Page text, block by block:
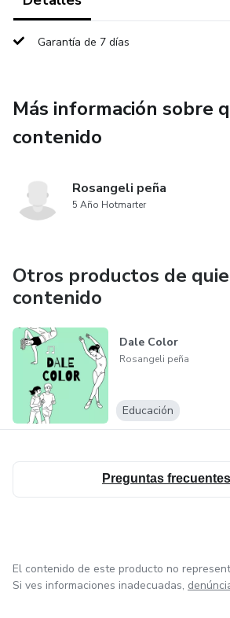
Garantía de 7 días
Más información sobre
contenido
Rosangeli peña
5 Año Hotmarter
Otros productos de
contenido
Dale Color
Rosangeli peña
Educación
Preguntas frecuentes
El contenido de este producto no
Si ves informaciones inadecuadas,